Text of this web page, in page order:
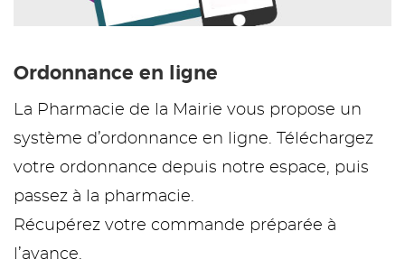
Ordonnance en ligne
La Pharmacie de la Mairie vous propose un
système d’ordonnance en ligne. Téléchargez
votre ordonnance depuis notre espace, puis
passez à la pharmacie.
Récupérez votre commande préparée à
l’avance.